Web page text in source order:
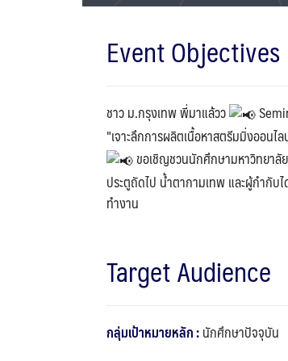
Event Objectives
ชาว ม.กรุงเทพ พี่มาแล้วว
"เจาะลึกการผลิตเนื้อหาสตรีมมิ่งออน
ขอเชิญชวนนักศึกษามหาวิทยาลั
ประตูถัดไป น้ำตากามเทพ และผู้กำกับ
ทำงาน
Target Audience
กลุ่มเป้าหมายหลัก :นักศึกษาปัจจุบัน